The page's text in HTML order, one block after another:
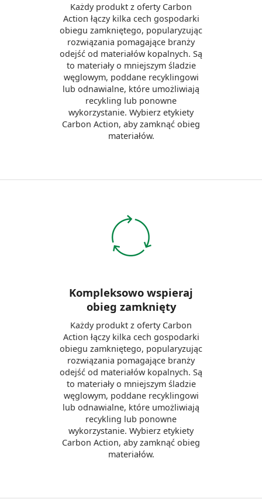
Każdy produkt z oferty Carbon
Action łączy kilka cech gospodarki
obiegu zamkniętego, popularyzując
rozwiązania pomagające branży
odejść od materiałów kopalnych. Są
to materiały o mniejszym śladzie
węglowym, poddane recyklingowi
lub odnawialne, które umożliwiają
recykling lub ponowne
wykorzystanie. Wybierz etykiety
Carbon Action, aby zamknąć obieg
materiałów.
Kompleksowo wspieraj
obieg zamknięty
Każdy produkt z oferty Carbon
Action łączy kilka cech gospodarki
obiegu zamkniętego, popularyzując
rozwiązania pomagające branży
odejść od materiałów kopalnych. Są
to materiały o mniejszym śladzie
węglowym, poddane recyklingowi
lub odnawialne, które umożliwiają
recykling lub ponowne
wykorzystanie. Wybierz etykiety
Carbon Action, aby zamknąć obieg
materiałów.